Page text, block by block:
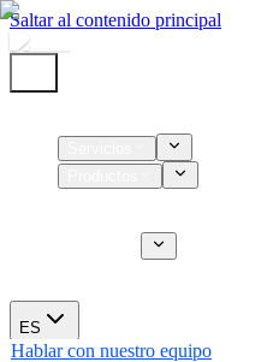
Saltar al contenido principal
ES
Hablar con nuestro equipo